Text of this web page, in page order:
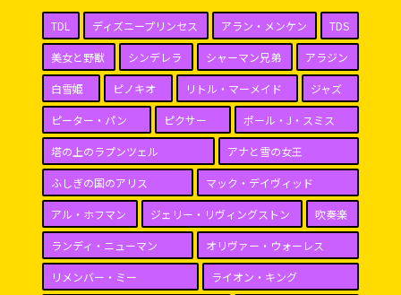
TDL ディズニープリンセス アラン・メンケン TDS
美女と野獣 シンデレラ シャーマン兄弟 アラジン
白雪姫 ピノキオ リトル・マーメイド ジャズ
ピーター・パン ピクサー ポール・J・スミス
塔の上のラプンツェル アナと雪の女王
ふしぎの国のアリス マック・デイヴィッド
アル・ホフマン ジェリー・リヴィングストン 吹奏楽
ランディ・ニューマン オリヴァー・ウォーレス
リメンバー・ミー ライオン・キング